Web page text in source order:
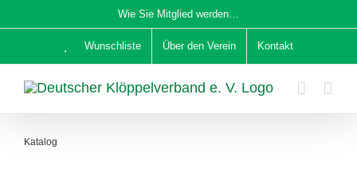
Inhalt
Wie Sie Mitglied werden…
Wunschliste Über den Verein Kontakt
Katalog